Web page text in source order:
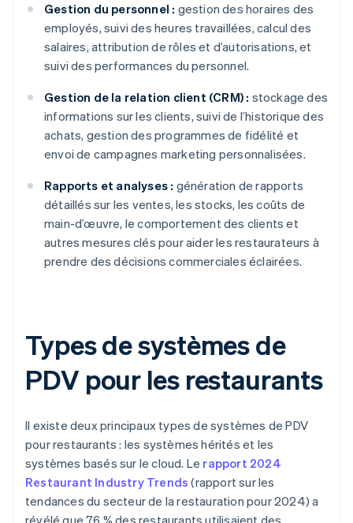
Gestion du personnel : gestion des horaires des
employés, suivi des heures travaillées, calcul des
salaires, attribution de rôles et d’autorisations, et
suivi des performances du personnel.
Gestion de la relation client (CRM) : stockage des
informations sur les clients, suivi de l’historique des
achats, gestion des programmes de fidélité et
envoi de campagnes marketing personnalisées.
Rapports et analyses : génération de rapports
détaillés sur les ventes, les stocks, les coûts de
main-d’œuvre, le comportement des clients et
autres mesures clés pour aider les restaurateurs à
prendre des décisions commerciales éclairées.
Types de systèmes de
PDV pour les restaurants
Il existe deux principaux types de systèmes de PDV
pour restaurants : les systèmes hérités et les
systèmes basés sur le cloud. Le rapport 2024
Restaurant Industry Trends (rapport sur les
tendances du secteur de la restauration pour 2024) a